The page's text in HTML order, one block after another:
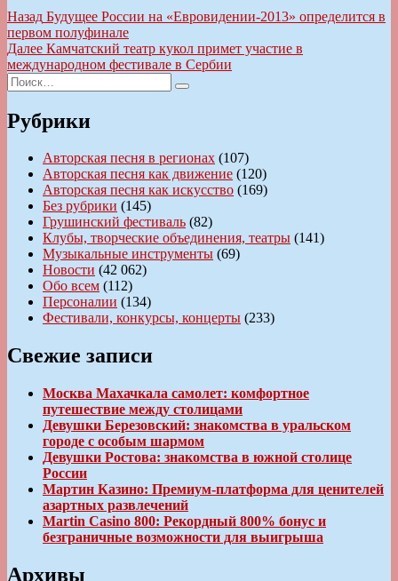
Навигация
по
записям
Назад Предыдущая
запись:
Будущее России на «Евровидении-2013» определится в
первом полуфинале
Далее Следующая
запись:
Камчатский театр кукол примет участие в
международном фестивале в Сербии
Искать:
Поиск
Рубрики
Авторская песня в регионах (107)
Авторская песня как движение (120)
Авторская песня как искусство (169)
Без рубрики (145)
Грушинский фестиваль (82)
Клубы, творческие объединения, театры (141)
Музыкальные инструменты (69)
Новости (42 062)
Обо всем (112)
Персоналии (134)
Фестивали, конкурсы, концерты (233)
Свежие записи
Москва Махачкала самолет: комфортное
путешествие между столицами
Девушки Березовский: знакомства в уральском
городе с особым шармом
Девушки Ростова: знакомства в южной столице
России
Мартин Казино: Премиум-платформа для ценителей
азартных развлечений
Martin Casino 800: Рекордный 800% бонус и
безграничные возможности для выигрыша
Архивы